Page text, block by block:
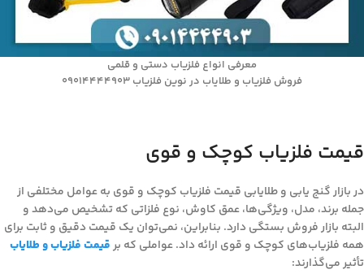
معرفی انواع فلزیاب دستی و قلمی
فروش فلزیاب و طلایاب در نوین فلزیاب 09014444903
قیمت فلزیاب کوچک و قوی
در بازار گنج یابی و طلایابی قیمت فلزیاب کوچک و قوی به عوامل مختلفی از
جمله برند، مدل، ویژگی‌ها، عمق کاوش، نوع فلزاتی که تشخیص می‌دهد و
البته بازار فروش بستگی دارد. بنابراین، نمی‌توان یک قیمت دقیق و ثابت برای
همه فلزیاب‌های کوچک و قوی ارائه داد. عواملی که برقیمت فلزیاب و طلایاب
تأثیر می‌گذارند: